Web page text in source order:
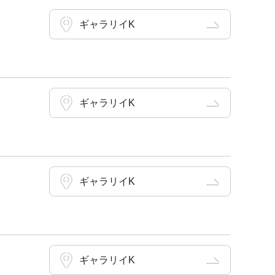
ギャラリイK
ギャラリイK
ギャラリイK
ギャラリイK